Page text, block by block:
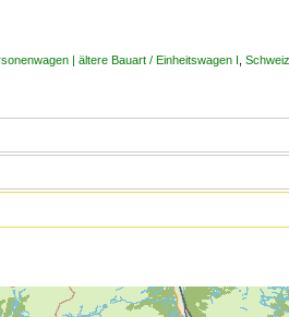
| ältere Bauart / Einheitswagen I